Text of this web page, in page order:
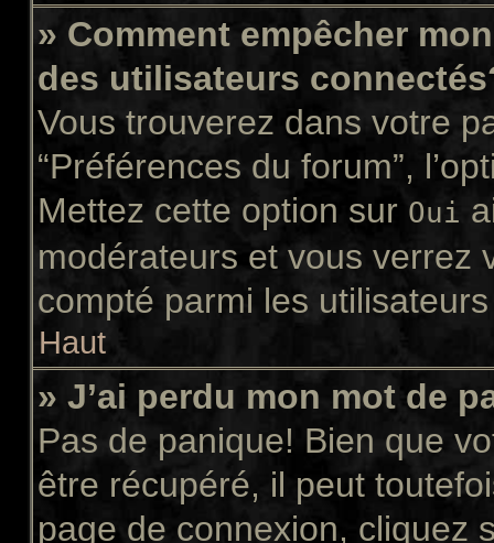
» Comment empêcher
des utilisateurs
Vous trouverez dans votre
“Préférences du forum”,
Mettez cette option sur Oui
modérateurs et vous verrez
compté parmi les
Haut
» J’ai perdu mon mot de
Pas de panique! Bien que
être récupéré, il peut
page de connexion, cliquez